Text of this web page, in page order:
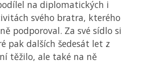
na diplomatických i
svého bratra, kterého
podporoval. Za své sídlo si
pak dalších šedesát let z
těžilo, ale také na ně